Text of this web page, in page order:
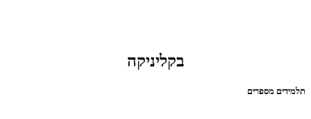
בקליניקה
תלמידים מספרים